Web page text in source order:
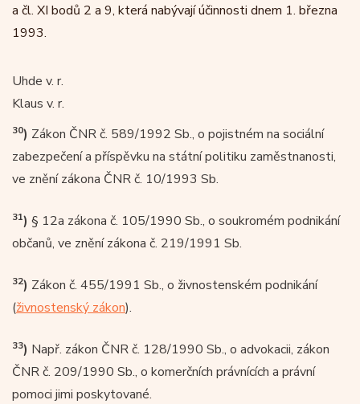
a čl. XI bodů 2 a 9, která nabývají účinnosti dnem 1. března
1993.
Uhde v. r.
Klaus v. r.
30) Zákon ČNR č. 589/1992 Sb., o pojistném na sociální
zabezpečení a příspěvku na státní politiku zaměstnanosti,
ve znění zákona ČNR č. 10/1993 Sb.
31) § 12a zákona č. 105/1990 Sb., o soukromém podnikání
občanů, ve znění zákona č. 219/1991 Sb.
32) Zákon č. 455/1991 Sb., o živnostenském podnikání
(živnostenský zákon).
33) Např. zákon ČNR č. 128/1990 Sb., o advokacii, zákon
ČNR č. 209/1990 Sb., o komerčních právnících a právní
pomoci jimi poskytované.